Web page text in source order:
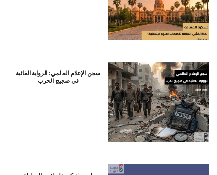
سجن الإعلام العالمي: الرواية الغائبة
في ضجيج الحرب